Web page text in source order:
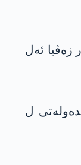
زەڤیا ئەل
ناڤدەولەتی ل